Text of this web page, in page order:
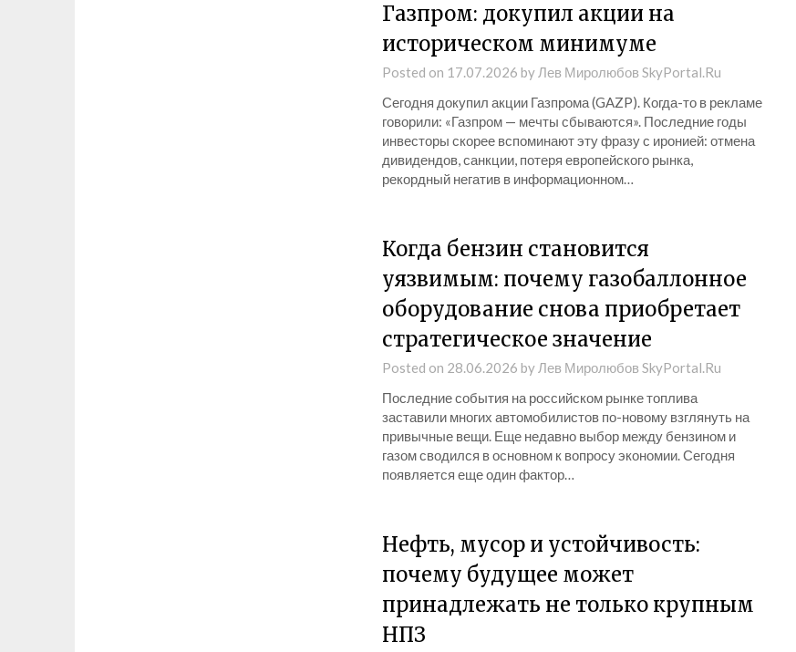
Газпром: докупил акции на
историческом минимуме
Posted on 17.07.2026 by Лев Миролюбов SkyPortal.Ru
Сегодня докупил акции Газпрома (GAZP). Когда-то в рекламе
говорили: «Газпром — мечты сбываются». Последние годы
инвесторы скорее вспоминают эту фразу с иронией: отмена
дивидендов, санкции, потеря европейского рынка,
рекордный негатив в информационном…
Когда бензин становится
уязвимым: почему газобаллонное
оборудование снова приобретает
стратегическое значение
Posted on 28.06.2026 by Лев Миролюбов SkyPortal.Ru
Последние события на российском рынке топлива
заставили многих автомобилистов по-новому взглянуть на
привычные вещи. Еще недавно выбор между бензином и
газом сводился в основном к вопросу экономии. Сегодня
появляется еще один фактор…
Нефть, мусор и устойчивость:
почему будущее может
принадлежать не только крупным
НПЗ